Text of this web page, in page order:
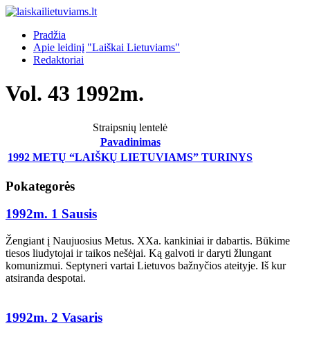
Pradžia
Apie leidinį "Laiškai Lietuviams"
Redaktoriai
Vol. 43 1992m.
Straipsnių lentelė
Pavadinimas
1992 METŲ “LAIŠKŲ LIETUVIAMS” TURINYS
Pokategorės
1992m. 1 Sausis
Žengiant į Naujuosius Metus. XXa. kankiniai ir dabartis. Būkime
tiesos liudytojai ir taikos nešėjai. Ką galvoti ir daryti žlungant
komunizmui. Septyneri vartai Lietuvos bažnyčios ateityje. Iš kur
atsiranda despotai.
1992m. 2 Vasaris